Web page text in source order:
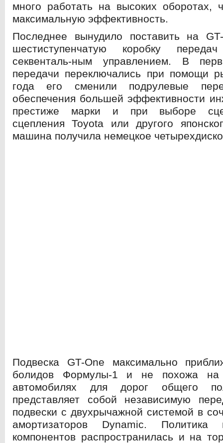
много работать на высоких оборотах,
максимальную эффективность.
Последнее вынудило поставить на
шестиступенчатую коробку
секвенталь-ным управлением. В
передачи переключались при помощи
года его сменили подрулевые
обеспечения большей эффективности
престиже марки и при выборе
сцепления Toyota или другого
машина получила немецкое
Подвеска GT-One максимально
болидов Формулы-1 и не похожа на
автомобилях для дорог общего
представляет собой независимую
подвески с двухрычажной системой в
амортизаторов Dynamic.
компонентов распространилась и на